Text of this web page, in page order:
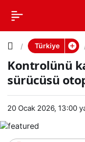
Türkiye
Kontrolünü
sürücüsü
20 Ocak 2026, 13:00
Kontrolün
kaybeden
İETT
sürücüsü